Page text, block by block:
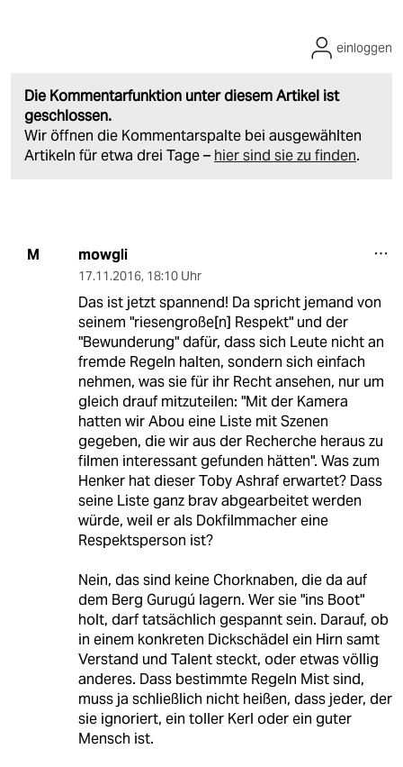
Die Kommentarfunktion unter diesem Artikel ist
geschlossen.
Wir öffnen die Kommentarspalte bei ausgewählten
Artikeln für etwa drei Tage – hier sind sie zu finden.
einloggen
M mowgli
17.11.2016, 18:10 Uhr
Das ist jetzt spannend! Da spricht jemand von
seinem "riesengroße[n] Respekt" und der
"Bewunderung" dafür, dass sich Leute nicht an
fremde Regeln halten, sondern sich einfach
nehmen, was sie für ihr Recht ansehen, nur um
gleich drauf mitzuteilen: "Mit der Kamera
hatten wir Abou eine Liste mit Szenen
gegeben, die wir aus der Recherche heraus zu
filmen interessant gefunden hätten". Was zum
Henker hat dieser Toby Ashraf erwartet? Dass
seine Liste ganz brav abgearbeitet werden
würde, weil er als Dokfilmmacher eine
Respektsperson ist?
Nein, das sind keine Chorknaben, die da auf
dem Berg Gurugú lagern. Wer sie "ins Boot"
holt, darf tatsächlich gespannt sein. Darauf, ob
in einem konkreten Dickschädel ein Hirn samt
Verstand und Talent steckt, oder etwas völlig
anderes. Dass bestimmte Regeln Mist sind,
muss ja schließlich nicht heißen, dass jeder, der
sie ignoriert, ein toller Kerl oder ein guter
Mensch ist.